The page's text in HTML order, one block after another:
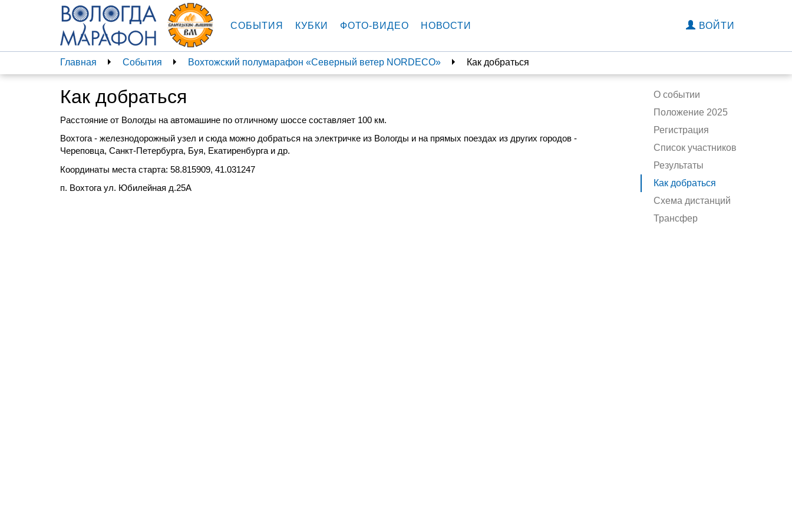
СОБЫТИЯ КУБКИ ФОТО-ВИДЕО НОВОСТИ ВОЙТИ
Главная События Вохтожский полумарафон «Северный ветер NORDECO» Как добраться
О событии
Положение 2025
Регистрация
Список участников
Результаты
Как добраться
Схема дистанций
Трансфер
Как добраться
Расстояние от Вологды на автомашине по отличному шоссе составляет 100 км.
Вохтога - железнодорожный узел и сюда можно добраться на электричке из Вологды и на прямых поездах из других городов -
Череповца, Санкт-Петербурга, Буя, Екатиренбурга и др.
Координаты места старта: 58.815909, 41.031247
п. Вохтога ул. Юбилейная д.25А